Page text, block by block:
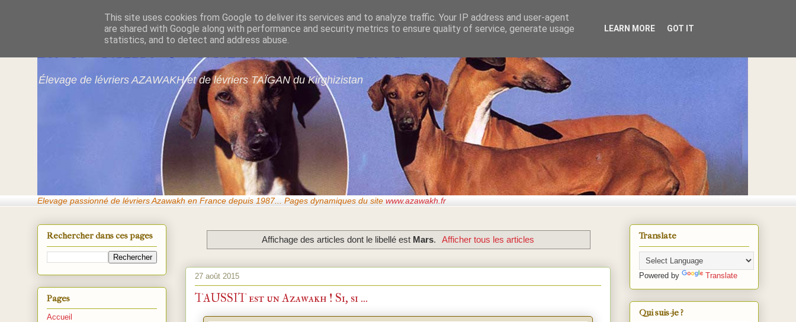
Azawakhs & Taïgans de GARDE-ÉPÉE
Élevage de lévriers AZAWAKH et de lévriers TAÏGAN du Kirghizistan
Elevage passionné de lévriers Azawakh en France depuis 1987.. . Pages dynamiques du site www.azawakh.fr
Affichage des articles dont le libellé est Mars. Afficher tous les articles
27 août 2015
TAUSSIT est un Azawakh ! Si, si ...
Rechercher dans ces pages
Pages
Accueil
Translate
Powered by Translate
Qui suis-je ?
This site uses cookies from Google to deliver its services and to analyze traffic. Your IP address and user-agent
are shared with Google along with performance and security metrics to ensure quality of service, generate usage
statistics, and to detect and address abuse.
LEARN MORE GOT IT